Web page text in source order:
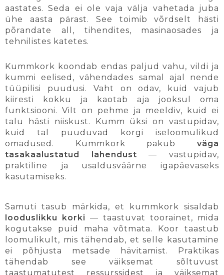
aastates. Seda ei ole vaja välja vahetada juba
ühe aasta pärast. See toimib võrdselt hästi
põrandate all, tihendites, masinaosades ja
tehnilistes katetes.
Kummkork koondab endas paljud vahu, vildi ja
kummi eelised, vähendades samal ajal nende
tüüpilisi puudusi. Vaht on odav, kuid vajub
kiiresti kokku ja kaotab aja jooksul oma
funktsiooni. Vilt on pehme ja meeldiv, kuid ei
talu hästi niiskust. Kumm üksi on vastupidav,
kuid tal puuduvad korgi iseloomulikud
omadused. Kummkork pakub väga
tasakaalustatud lahendust — vastupidav,
praktiline ja usaldusväärne igapäevaseks
kasutamiseks.
Samuti tasub märkida, et kummkork sisaldab
looduslikku korki — taastuvat toorainet, mida
kogutakse puid maha võtmata. Koor taastub
loomulikult, mis tähendab, et selle kasutamine
ei põhjusta metsade hävitamist. Praktikas
tähendab see väiksemat sõltuvust
taastumatutest ressurssidest ja väiksemat